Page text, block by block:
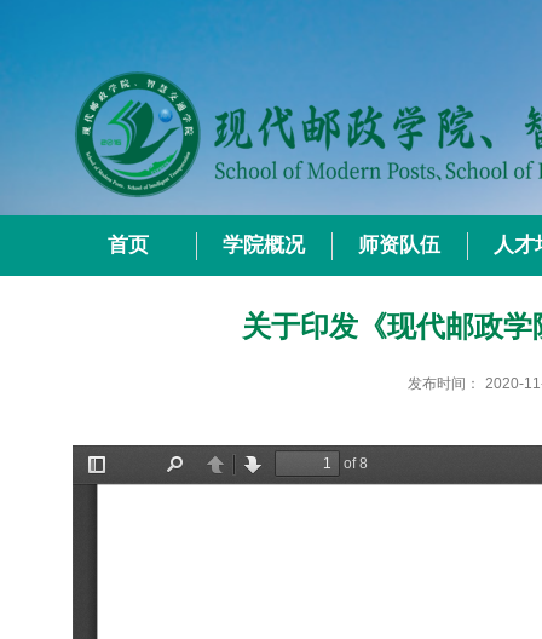
首页 学院概况 师资队伍 人才
关于印发《现代邮政
发布时间： 2020-